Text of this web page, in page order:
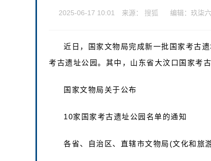
2025-06-17 10:01 来源： 搜狐 编辑：玖柒六
近日，国家文物局完成新一批国家考古
考古遗址公园。其中，山东省大汶口国家考古
国家文物局关于公布
10家国家考古遗址公园名单的通知
各省、自治区、直辖市文物局(文化和旅